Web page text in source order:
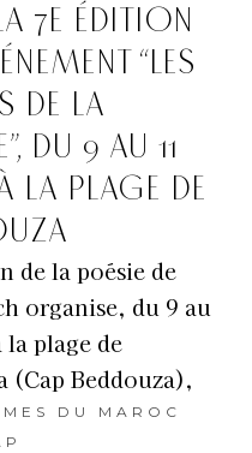
7E ÉDITION
“LES
DE LA
DU 9 AU 11
LA PLAGE DE
de la poésie de
organise, du 9 au
la plage de
(Cap Beddouza),
DU MAROC